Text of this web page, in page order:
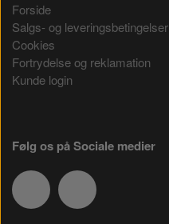
Forside
Salgs- og leveringsbetingelser
Cookies
Fortrydelse og reklamation
Kunde login
Følg os på Sociale medier